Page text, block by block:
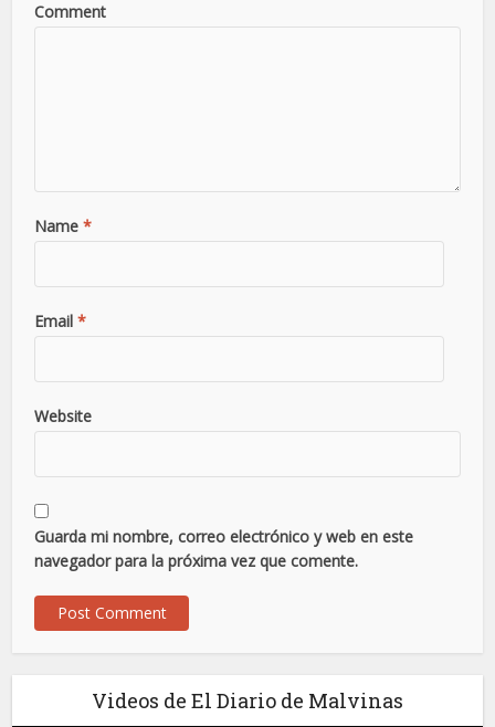
Comment
Name *
Email *
Website
Guarda mi nombre, correo electrónico y web en este
navegador para la próxima vez que comente.
Videos de El Diario de Malvinas